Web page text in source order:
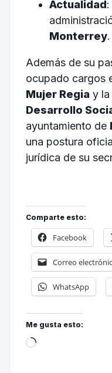
Actualidad
Monterrey.
Además de su
ocupado cargos
Mujer Regiay la
Desarrollo
ayuntamiento de
una postura
jurídica de su
Comparte esto:
Facebook
Correo
WhatsApp
Me gusta esto: